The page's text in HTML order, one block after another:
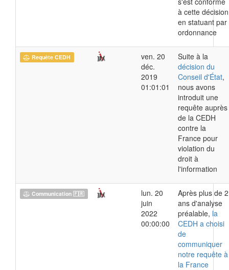
à cette décision
en statuant par
ordonnance
Requête CEDH
ven. 20
déc.
2019
01:01:01
Suite à la
décision du
Conseil d'État,
nous avons
introduit une
requête auprès
de la CEDH
contre la
France pour
violation du
droit à
l'information
Communication 🇫🇷
lun. 20
juin
2022
00:00:00
Après plus de 2
ans d'analyse
préalable, la
CEDH a choisi
de
communiquer
notre requête à
la France